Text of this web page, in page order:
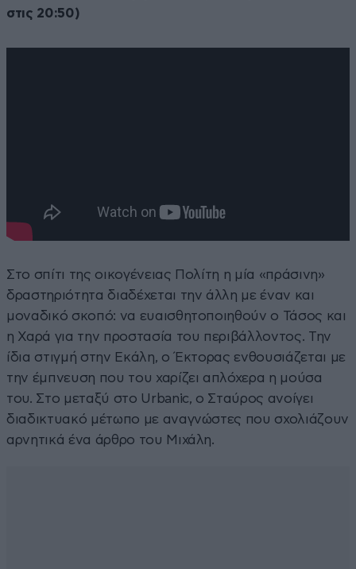
στις 20:50)
Στο σπίτι της οικογένειας Πολίτη η μία «πράσινη»
δραστηριότητα διαδέχεται την άλλη με έναν και
μοναδικό σκοπό: να ευαισθητοποιηθούν ο Τάσος και
η Χαρά για την προστασία του περιβάλλοντος. Την
ίδια στιγμή στην Εκάλη, ο Έκτορας ενθουσιάζεται με
την έμπνευση που του χαρίζει απλόχερα η μούσα
του. Στο μεταξύ στο Urbanic, ο Σταύρος ανοίγει
διαδικτυακό μέτωπο με αναγνώστες που σχολιάζουν
αρνητικά ένα άρθρο του Μιχάλη.